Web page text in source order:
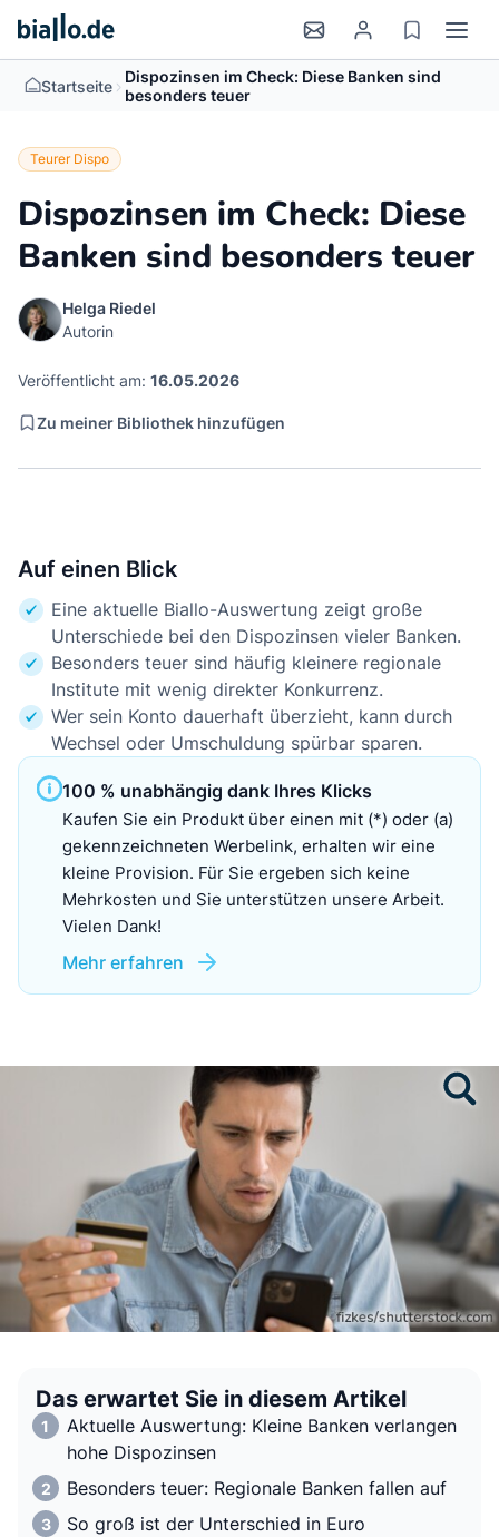
Startseite > Dispozinsen im Check: Diese Banken sind
besonders teuer
Teurer Dispo
Dispozinsen im Check: Diese
Banken sind besonders teuer
Helga Riedel
Autorin
Veröffentlicht am: 16.05.2026
Zu meiner Bibliothek hinzufügen
Auf einen Blick
Eine aktuelle Biallo-Auswertung zeigt große
Unterschiede bei den Dispozinsen vieler Banken.
Besonders teuer sind häufig kleinere regionale
Institute mit wenig direkter Konkurrenz.
Wer sein Konto dauerhaft überzieht, kann durch
Wechsel oder Umschuldung spürbar sparen.
100 % unabhängig dank Ihres Klicks
Kaufen Sie ein Produkt über einen mit (*) oder (a)
gekennzeichneten Werbelink, erhalten wir eine
kleine Provision. Für Sie ergeben sich keine
Mehrkosten und Sie unterstützen unsere Arbeit.
Vielen Dank!
Mehr erfahren
Das erwartet Sie in diesem Artikel
Aktuelle Auswertung: Kleine Banken verlangen
hohe Dispozinsen
Besonders teuer: Regionale Banken fallen auf
So groß ist der Unterschied in Euro